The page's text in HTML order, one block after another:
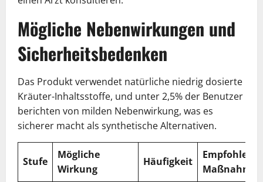
Mögliche Nebenwirkungen und
Sicherheitsbedenken
Das Produkt verwendet natürliche niedrig dosierte
Kräuter-Inhaltsstoffe, und unter 2,5% der Benutzer
berichten von milden Nebenwirkung, was es
sicherer macht als synthetische Alternativen.
Stufe
Mögliche
Wirkung
Häufigkeit
Empfohlene
Maßnahme